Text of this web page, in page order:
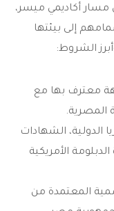
مسار أكاديمي ميسر،
إلى بيئتها
الشروط:
معترف بها مع
المصرية.
الدولية، الشهادات
الدبلومة الأمريكية
المعتمدة من